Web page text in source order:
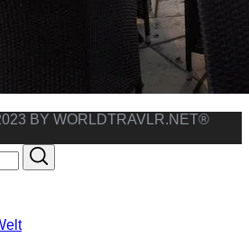
BY WORLDTRAVLR.NET®